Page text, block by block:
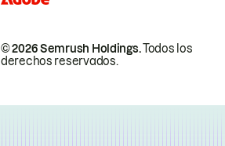
© 2026 Semrush Holdings.Todos los
derechos reservados.